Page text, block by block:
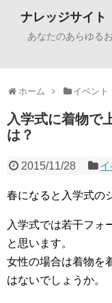
ナレッジサイト
あなたのあらゆる
ホーム イベント
入学式に着物で
は？
2015/11/28
春になると入学式の
入学式では若干フォ
と思います。
女性の場合は着物を
はないでしょうか。